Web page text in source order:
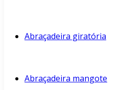
Abraçadeira giratória
Abraçadeira mangote